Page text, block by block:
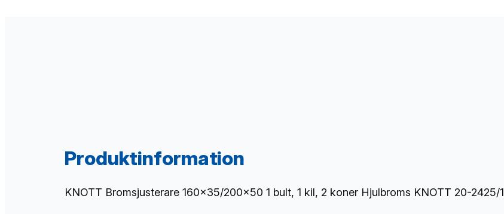
0
Produktinformation
KNOTT Bromsjusterare 160×35/200×50 1 bult, 1 kil, 2 koner Hjulbroms KNOTT 20-2425/1